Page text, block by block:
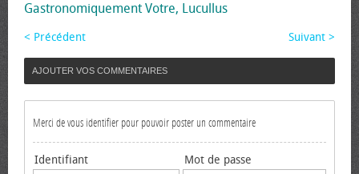
Gastronomiquement Votre, Lucullus
< Précédent Suivant >
AJOUTER VOS COMMENTAIRES
Merci de vous identifier pour pouvoir poster un commentaire
Identifiant Mot de passe